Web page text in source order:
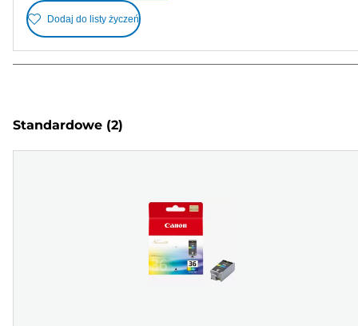
Dodaj do listy życzeń
Standardowe (2)